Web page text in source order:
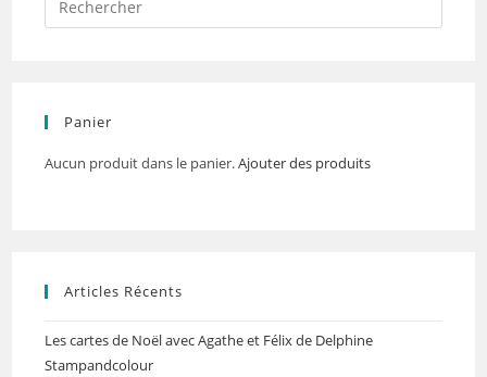
Panier
Aucun produit dans le panier.Ajouter des produits
Articles Récents
Les cartes de Noël avec Agathe et Félix de Delphine
Stampandcolour